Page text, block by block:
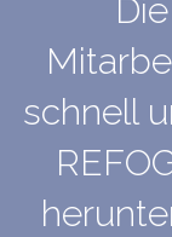
schnell